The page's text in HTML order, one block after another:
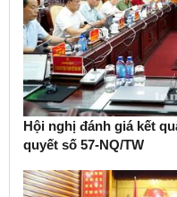
Hội nghị đánh giá kết
quyết số 57-NQ/TW